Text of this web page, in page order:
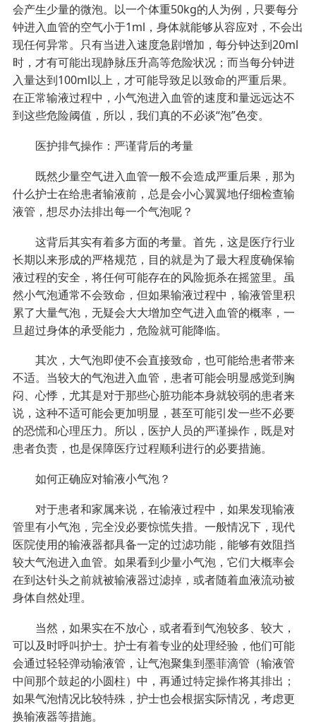
会产生少量的微泡。以一个体重50kg的人为例，只要每分
钟进入血管的空气小于1ml，身体就能够从容应对，不会出
现任何异常。只有当进入速度急剧增加，每分钟达到20ml
时，才有可能出现静脉压升高等危险状况；而当每分钟进
入量达到100ml以上，才可能导致足以致命的严重后果。
在正常输液过程中，小气泡进入血管的速度和量远远达不
到这些危险阈值，所以，我们真的不必谈“泡”色变。
医护排气操作：严谨背后的考量
既然少量空气进入血管一般不会造成严重后果，那为
什么护士在给患者输液前，总是会小心翼翼地仔细检查输
液管，想尽办法排出每一个气泡呢？
这背后其实有着多方面的考量。首先，这是医疗行业
长期以来形成的严格规范，目的就是为了最大程度确保输
液过程的安全，将任何可能存在的风险扼杀在摇篮里。虽
然小气泡通常不会致命，但如果输液过程中，输液管里积
累了大量气泡，无疑会大大增加空气进入血管的概率，一
旦超过身体的承受能力，危险就可能降临。
其次，大气泡即使不会直接致命，也可能给患者带来
不适。当较大的气泡进入血管，患者可能会明显感觉到胸
闷、心悸，尤其是对于那些心脏功能本身就较弱的患者来
说，这种不适可能会更加明显，甚至可能引发一些不必要
的恐慌和心理压力。所以，医护人员的严谨操作，既是对
患者负责，也是保障医疗过程顺利进行的必要措施。
如何正确应对输液小气泡？
对于患者和家属来说，在输液过程中，如果发现输液
管里有小气泡，完全没必要惊慌失措。一般情况下，现代
医院使用的输液器都具备一定的过滤功能，能够有效阻挡
较大气泡进入血管。如果看到少量小气泡，它们大概率会
在到达针头之前就被输液器过滤掉，或者随着血液流动被
身体自然处理。
当然，如果实在不放心，或者看到气泡较多、较大，
可以及时呼叫护士。护士有着专业的处理经验，他们可能
会通过轻轻弹动输液管，让气泡聚集到墨菲滴管（输液管
中间那个鼓起的小圆柱）中，再通过特定操作将其排出；
如果气泡情况比较特殊，护士也会根据实际情况，考虑更
换输液器等措施。